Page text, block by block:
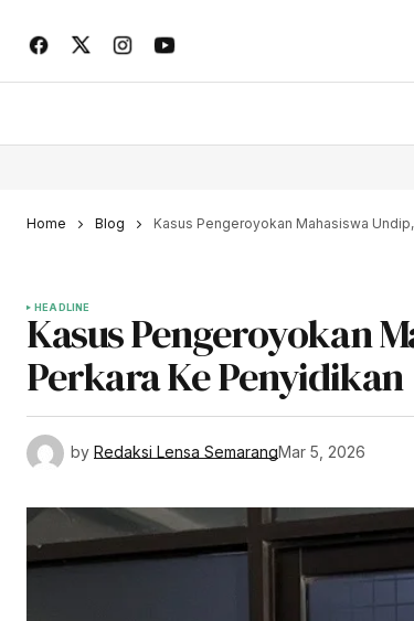
Home Blog Kasus Pengeroyokan Mahasiswa
HEADLINE
Kasus Pengeroyokan
Perkara Ke Penyidikan
by Redaksi Lensa SemarangMar 5, 2026